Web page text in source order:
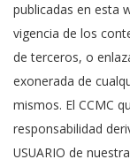
publicadas en esta
vigencia de los
de terceros, o
exonerada de
mismos. El CCMC
responsabilidad
USUARIO de